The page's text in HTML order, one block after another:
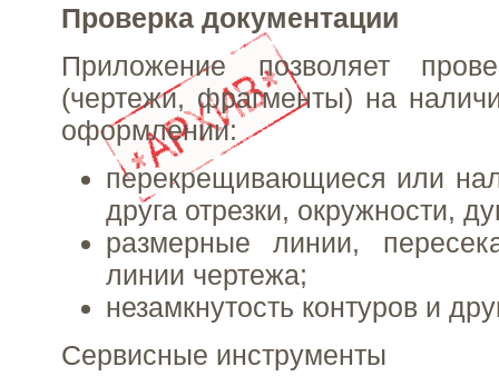
Проверка документации
Приложение позволяет
(чертежи, фрагменты) на
оформлении:
перекрещивающиеся или
друга отрезки, окружности,
размерные линии,
линии чертежа;
незамкнутость контуров и
Сервисные инструменты